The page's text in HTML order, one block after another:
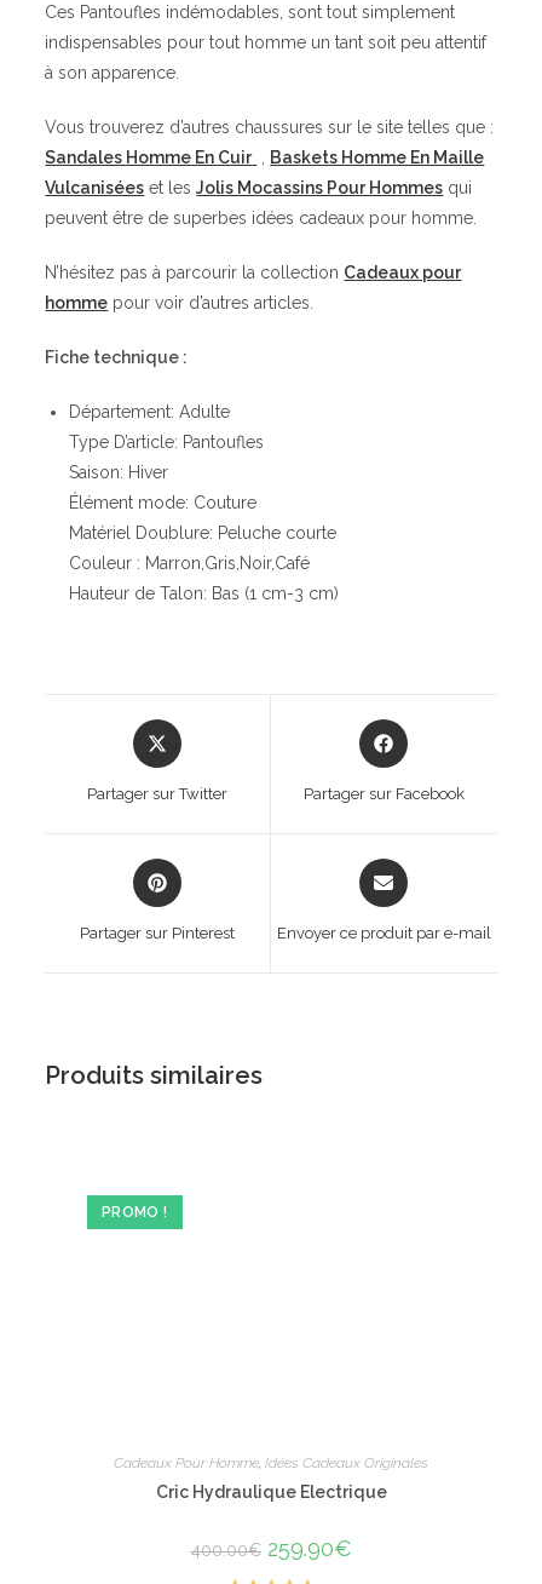
Ces Pantoufles indémodables, sont tout simplement
indispensables pour tout homme un tant soit peu attentif
à son apparence.
Vous trouverez d’autres chaussures sur le site telles que :
Sandales Homme En Cuir
Baskets Homme En Maille
Vulcanisées et lesJolis Mocassins Pour Hommes qui
peuvent être de superbes idées cadeaux pour homme.
N’hésitez pas à parcourir la collection Cadeaux pour
homme pour voir d’autres articles.
Fiche technique :
Département: Adulte
Type D’article: Pantoufles
Saison: Hiver
Élément mode: Couture
Matériel Doublure: Peluche courte
Couleur : Marron,Gris,Noir,Café
Hauteur de Talon: Bas (1 cm-3 cm)
Opens
in
new
Partager sur Twitter
Opens
in
Partager sur Facebook
Opens
in
Partager sur Pinterest
Opens
in
new
Envoyer ce produit par e-mail
Produits similaires
PROMO !
Cadeaux Pour Homme Idées Cadeaux Originales
Cric Hydraulique Electrique
400.00€ Le
prix
initial
259.90€Le